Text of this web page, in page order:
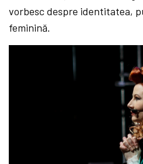
vorbesc despre identitatea,
feminină.